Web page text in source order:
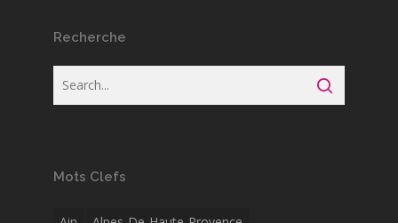
Recherche
Mots Clefs